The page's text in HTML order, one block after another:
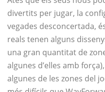
divertits per jugar, la
vegades desconcertada,
reals tenen alguns
una gran quantitat de
algunes d’elles amb
algunes de les zones del